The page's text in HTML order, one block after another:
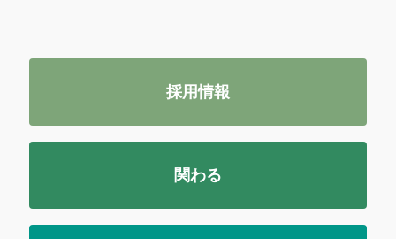
採用情報
関わる